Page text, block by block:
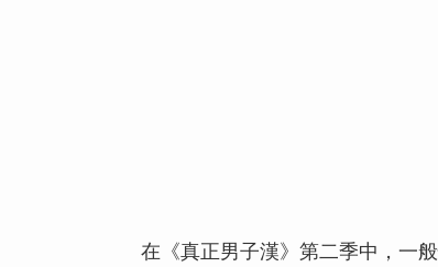
在《真正男子漢》第二季中，一